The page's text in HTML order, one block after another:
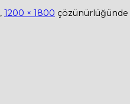
, 1200 × 1800 çözünürlüğünde